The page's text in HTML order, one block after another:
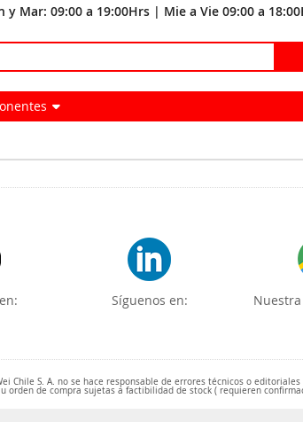
y Mar: 09:00 a 19:00Hrs | Mie a Vie 09:00 a
Síguenos en:
Chile S. A. no se hace responsable de errores técnicos o
de compra sujetas a factibilidad de stock ( requieren